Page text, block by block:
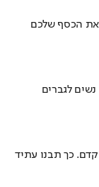
את הכסף שלכם
לגברים
כך תבנו עתיד